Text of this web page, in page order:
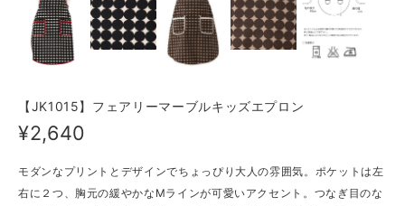
【JK1015】フェアリーマーブルキッズエプロン
¥2,640
モダンなプリントとデザインでちょっぴり大人の雰囲気。ポケットは左
右に２つ、胸元の緩やかなMラインが可愛いアクセント。つなぎ目のな